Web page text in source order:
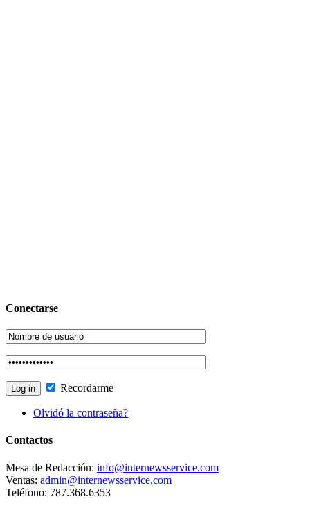
Conectarse
Recordarme
Olvidó la contraseña?
Contactos
Mesa de Redacción: info@internewsservice.com
Ventas: admin@internewsservice.com
Teléfono: 787.368.6353